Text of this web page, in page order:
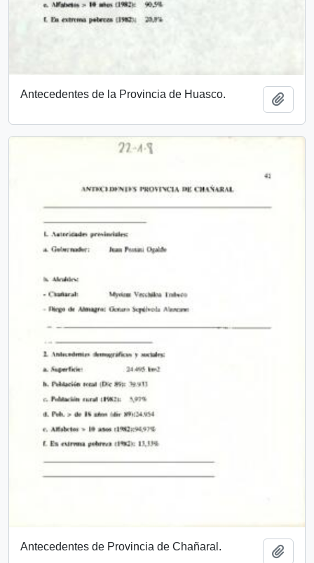
Antecedentes de la Provincia de Huasco.
Antecedentes de Provincia de Chañaral.